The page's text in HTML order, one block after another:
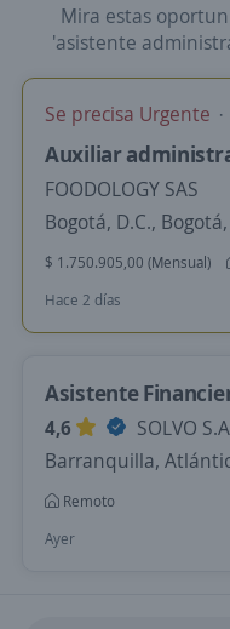
Mira estas
'asistente
Se precisa Urgente
Auxiliar
FOODOLOGY SAS
Bogotá, D.C., Bogotá,
$ 1.750.905,00 (Mensual)
Hace 2 días
Asistente
4,6
SOLVO
Barranquilla,
Remoto
Ayer